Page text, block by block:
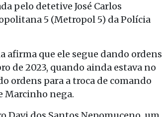
pelo detetive José Carlos
5 (Metropol 5) da Polícia
afirma que ele segue dando ordens
de 2023, quando ainda estava no
ordens para a troca de comando
Marcinho nega.